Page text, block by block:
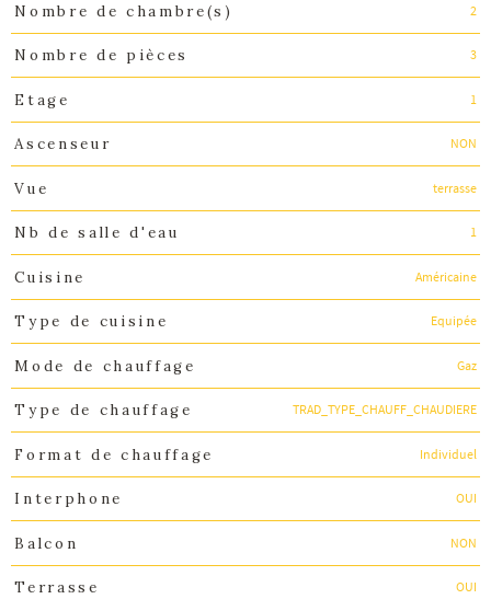
Nombre de chambre(s) 2
Nombre de pièces 3
Etage 1
Ascenseur NON
Vue terrasse
Nb de salle d'eau 1
Cuisine Américaine
Type de cuisine Equipée
Mode de chauffage Gaz
Type de chauffage TRAD_TYPE_CHAUFF_CHAUDIERE
Format de chauffage Individuel
Interphone OUI
Balcon NON
Terrasse OUI